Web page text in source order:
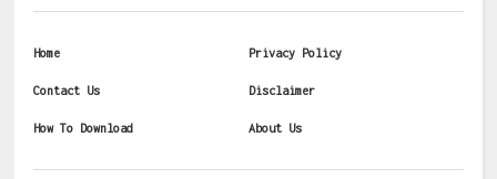
Home Privacy Policy
Contact Us Disclaimer
How To Download About Us